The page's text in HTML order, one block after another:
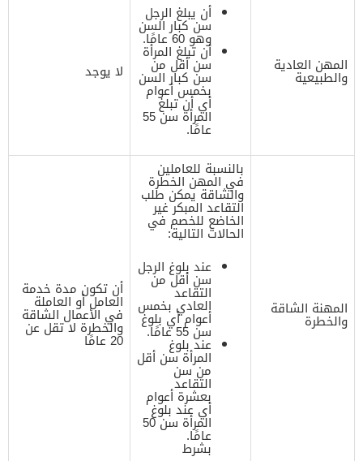
المهن العادية
والطبيعية
أن يبلغ الرجل
سن كبار السن
وهو 60 عامًا.
أن تبلغ المرأة
سن أقل من
سن كبار السن
بخمس أعوام
أي أن تبلغ
المرأة سن 55
عامًا.
لا يوجد
المهنة الشاقة
والخطرة
بالنسبة للعاملين
في المهن الخطرة
والشاقة يمكن طلب
التقاعد المبكر غير
الخاضع للخصم في
الحالات التالية:
عند بلوغ الرجل
سن أقل من
التقاعد
العادي بخمس
أعوام أي بلوغ
سن 55 عامًا.
عند بلوغ
المرأة سن أقل
من سن
التقاعد
بعشرة أعوام
أي عند بلوغ
المرأة سن 50
عامًا.
بشرط
أن تكون مدة خدمة
العامل أو العاملة
في الأعمال الشاقة
والخطرة لا تقل عن
20 عامًا